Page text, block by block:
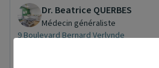
Dr. Beatrice QUERBES
Médecin généraliste
9 Boulevard Bernard Verlynde